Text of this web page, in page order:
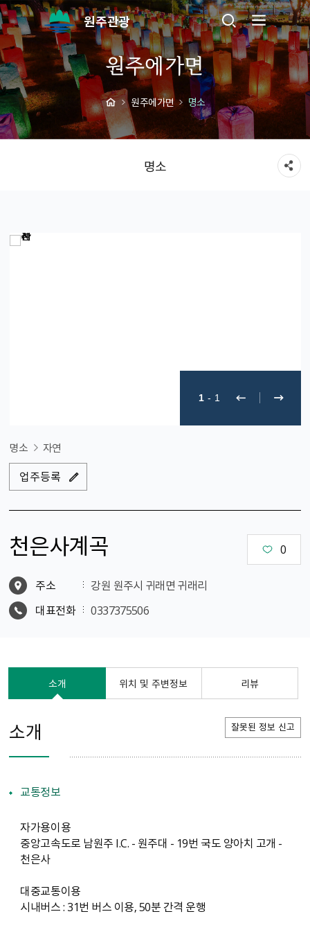
원주관광
원주에가면
원주에가면 명소
명소
1 - 1
명소 자연
업주등록
천은사계곡 0
주소
강원 원주시 귀래면 귀래리
대표전화
0337375506
소개 위치 및 주변정보 리뷰
소개 잘못된 정보 신고
교통정보
자가용이용
중앙고속도로 남원주 I.C. - 원주대 - 19번 국도 양아치 고개 -
천은사
대중교통이용
시내버스 : 31번 버스 이용, 50분 간격 운행